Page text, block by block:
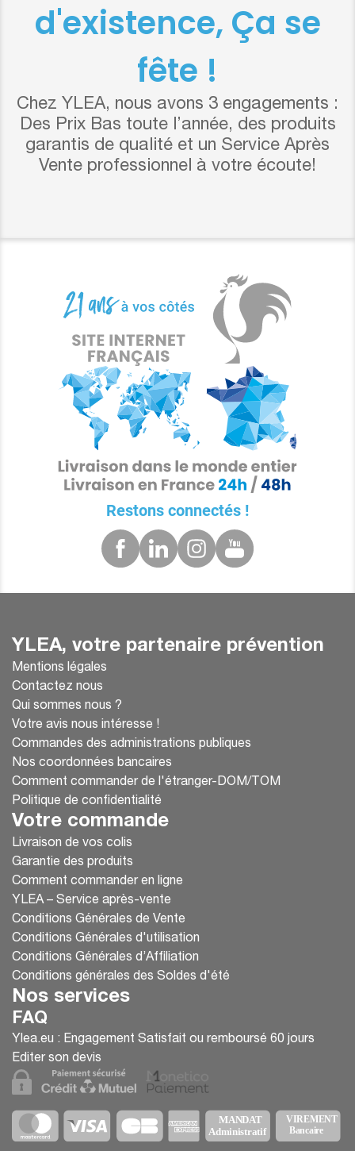
d'existence, Ça se
fête !
Chez YLEA, nous avons 3 engagements :
Des Prix Bas toute l’année, des produits
garantis de qualité et un Service Après
Vente professionnel à votre écoute!
Restons connectés !
YLEA, votre partenaire prévention
Mentions légales
Contactez nous
Qui sommes nous ?
Votre avis nous intéresse !
Commandes des administrations publiques
Nos coordonnées bancaires
Comment commander de l'étranger-DOM/TOM
Politique de confidentialité
Votre commande
Livraison de vos colis
Garantie des produits
Comment commander en ligne
YLEA – Service après-vente
Conditions Générales de Vente
Conditions Générales d'utilisation
Conditions Générales d’Affiliation
Conditions générales des Soldes d'été
Nos services
FAQ
Ylea.eu : Engagement Satisfait ou remboursé 60 jours
Editer son devis